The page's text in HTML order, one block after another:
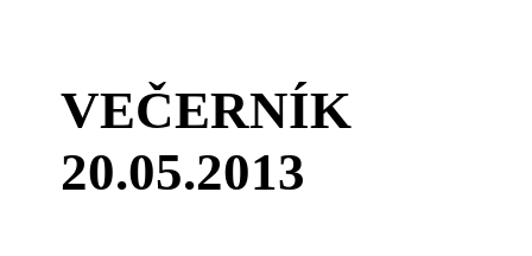
VEČERNÍK
20.05.2013